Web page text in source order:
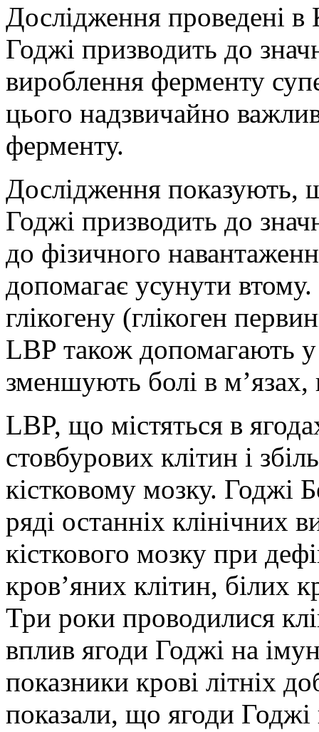
Дослідження проведені
Годжі призводить до
вироблення ферменту
цього надзвичайно
ферменту.
Дослідження показують,
Годжі призводить до
до фізичного
допомагає усунути
глікогену (глікоген
LBP також допомагають у
зменшують болі в
LBP, що містяться в
стовбурових клітин і
кістковому мозку. Годжі
ряді останніх клінічних
кісткового мозку при
кров’яних клітин, білих
Три роки проводилися
вплив ягоди Годжі на
показники крові літніх
показали, що ягоди